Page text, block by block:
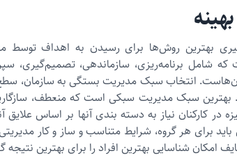
بهترین روش‌ها برای رسیدن به اهداف توسط
شامل برنامه‌ریزی، سازماندهی، تصمیم‌گیری،
انتخاب سبک مدیریت بستگی به سازمان،
سبک مدیریت سبکی است که منعطف،
در کارکنان نیاز به دسته بندی آنها بر اساس علایق
باید برای هر گروه، شرایط متناسب و ساز و کار
امکان شناسایی بهترین افراد را برای بهترین